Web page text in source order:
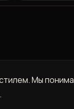
Мы